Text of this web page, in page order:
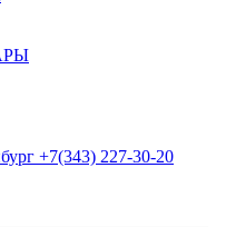
+7(343) 227-30-20